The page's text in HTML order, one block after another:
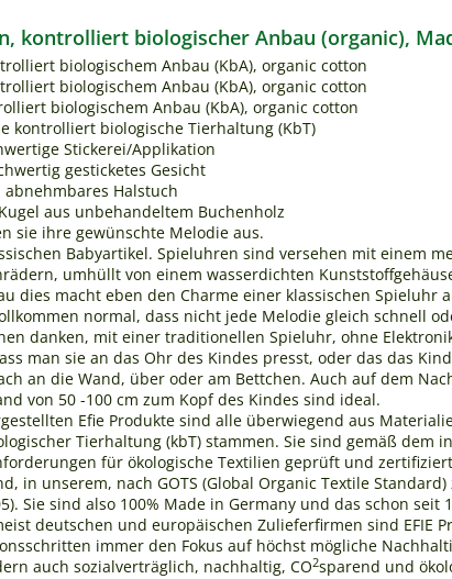
kontrolliert biologischer Anbau (organic),
biologischem Anbau (KbA), organic cotton
biologischem Anbau (KbA), organic cotton
biologischem Anbau (KbA), organic cotton
kontrolliert biologische Tierhaltung (KbT)
Stickerei/Applikation
gesticketes Gesicht
abnehmbares Halstuch
aus unbehandeltem Buchenholz
sie ihre gewünschte Melodie aus.
Babyartikel. Spieluhren sind versehen mit einem
umhüllt von einem wasserdichten
dies macht eben den Charme einer klassischen Spieluhr
normal, dass nicht jede Melodie gleich schnell
danken, mit einer traditionellen Spieluhr, ohne
man sie an das Ohr des Kindes presst, oder das das
an die Wand, über oder am Bettchen. Auch auf dem
von 50 -100 cm zum Kopf des Kindes sind ideal.
Efie Produkte sind alle überwiegend aus
Tierhaltung (kbT) stammen. Sie sind gemäß dem
für ökologische Textilien geprüft und
in unserem, nach GOTS (Global Organic Textile
Sie sind also 100% Made in Germany und das schon seit
deutschen und europäischen Zulieferfirmen sind EFIE
immer den Fokus auf höchst mögliche
auch sozialverträglich, nachhaltig, CO2sparend und